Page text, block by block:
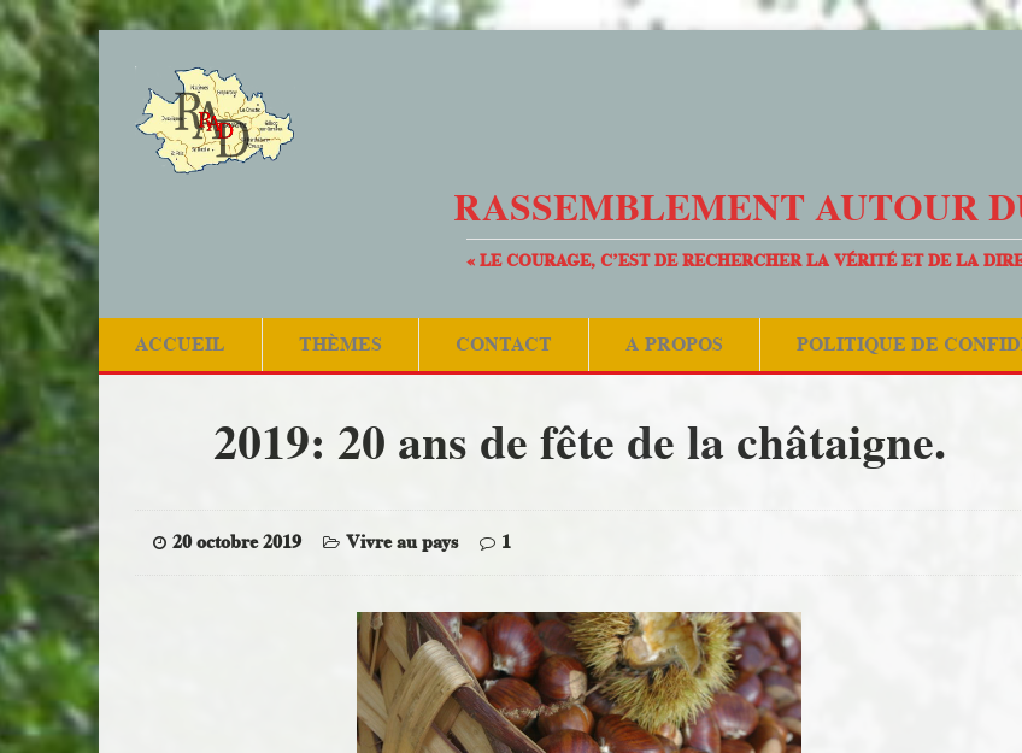
RASSEMBLEMENT AUTOUR
« LE COURAGE, C’EST DE RECHERCHER LA VÉRITÉ ET DE LA
ACCUEIL THÈMES CONTACT A PROPOS POLITIQUE DE
2019: 20 ans de fête de la châtaigne.
20 octobre 2019 Vivre au pays 1